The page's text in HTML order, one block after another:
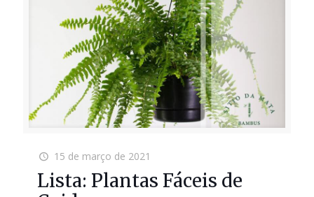
15 de março de 2021
Lista: Plantas Fáceis de